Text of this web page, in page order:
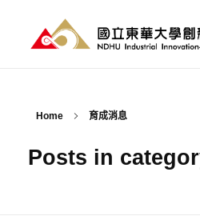
我的育成
Home 育成消息
Posts in